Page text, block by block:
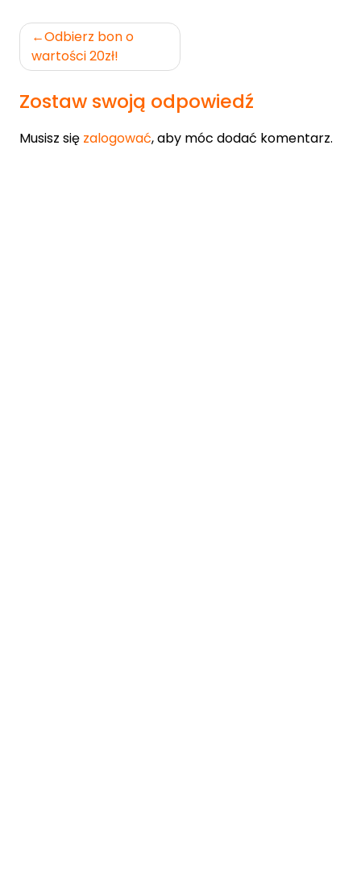
Nawigacja
wpisu
Odbierz bon o
wartości 20zł!
Zostaw swoją odpowiedź
Musisz się zalogować, aby móc dodać komentarz.